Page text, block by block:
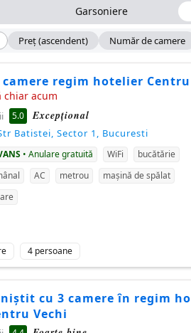
Garsoniere
Preţ (ascendent) Număr de camere
regim hotelier
chiar acum
5.0 Excepţional
Batistei, Sector 1, Bucuresti
• Anulare gratuită WiFi
bucătărie
AC metrou
mașină de spălat
4 persoane
cu 3 camere în regim
Vechi